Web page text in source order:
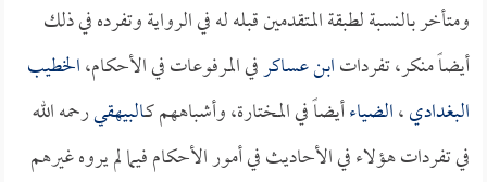
ومتأخر بالنسبة لطبقة المتقدمين قبله له في الرواية وتفرده في ذلك
أيضاً منكر، تفرداتابن عساكرفي المرفوعات في الأحكام،الخطيب
البغدادي،الضياءأيضاً في المختارة، وأشباههم كـالبيهقيرحمه الله
في تفردات هؤلاء في الأحاديث في أمور الأحكام فيما لم يروه غيرهم